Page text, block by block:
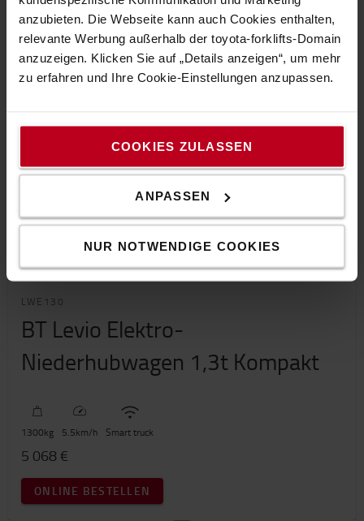
anzubieten. Die Webseite kann auch Cookies enthalten,
relevante Werbung außerhalb der toyota-forklifts-Domain
anzuzeigen. Klicken Sie auf „Details anzeigen“, um mehr
zu erfahren und Ihre Cookie-Einstellungen anzupassen.
COOKIES ZULASSEN
ANPASSEN
NUR NOTWENDIGE COOKIES
LWE130
BT Levio Elektro-
Niederhubwagen 1,3t Kompakt
1300kg 5.5km/h Smart truck
5 068 €
ONLINE BESTELLEN